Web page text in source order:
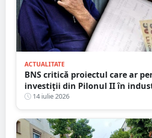
ACTUALITATE
BNS critică proiectul care ar
investiții din Pilonul II în
apărare și cere retragerea
14 iulie 2026